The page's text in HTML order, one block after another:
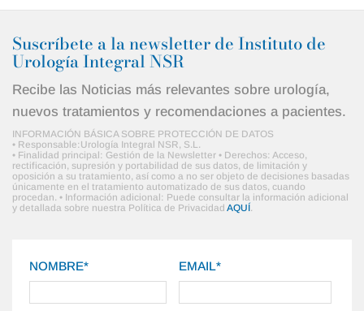
Suscríbete a la newsletter de Instituto de
Urología Integral NSR
Recibe las Noticias más relevantes sobre urología,
nuevos tratamientos y recomendaciones a pacientes.
INFORMACIÓN BÁSICA SOBRE PROTECCIÓN DE DATOS
• Responsable:Urología Integral NSR, S.L.
• Finalidad principal: Gestión de la Newsletter • Derechos: Acceso,
rectificación, supresión y portabilidad de sus datos, de limitación y
oposición a su tratamiento, así como a no ser objeto de decisiones basadas
únicamente en el tratamiento automatizado de sus datos, cuando
procedan. • Información adicional: Puede consultar la información adicional
y detallada sobre nuestra Política de Privacidad AQUÍ.
NOMBRE* EMAIL*